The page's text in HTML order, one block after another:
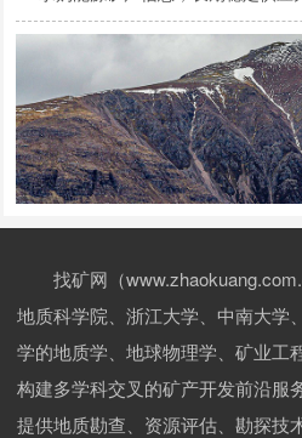
找矿网（
地质科学院、浙江大学、中南大学
学的地质学、地球物理学、矿业工
构建多学科交叉的矿产开发前沿服
提供地质勘查、资源评估、勘探技